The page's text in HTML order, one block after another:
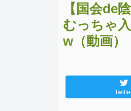
【国会de
むっちゃ
w（動画）